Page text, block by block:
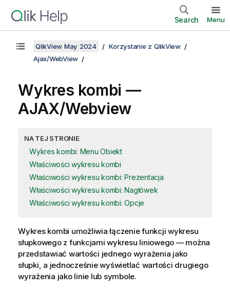
Search Menu
QlikView May 2024
Korzystanie z QlikView
Ajax/WebView
Wykres kombi —
AJAX/Webview
NA TEJ STRONIE
Wykres kombi: Menu Obiekt
Właściwości wykresu kombi
Właściwości wykresu kombi: Prezentacja
Właściwości wykresu kombi: Nagłówek
Właściwości wykresu kombi: Opcje
Wykres kombi umożliwia łączenie funkcji wykresu
słupkowego z funkcjami wykresu liniowego — można
przedstawiać wartości jednego wyrażenia jako
słupki, a jednocześnie wyświetlać wartości drugiego
wyrażenia jako linie lub symbole.